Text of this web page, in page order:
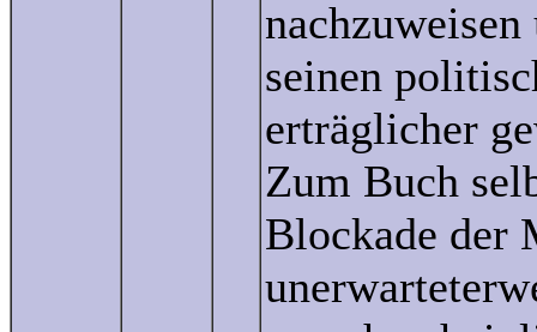
seinen
erträglicher
Zum Buch
Blockade der